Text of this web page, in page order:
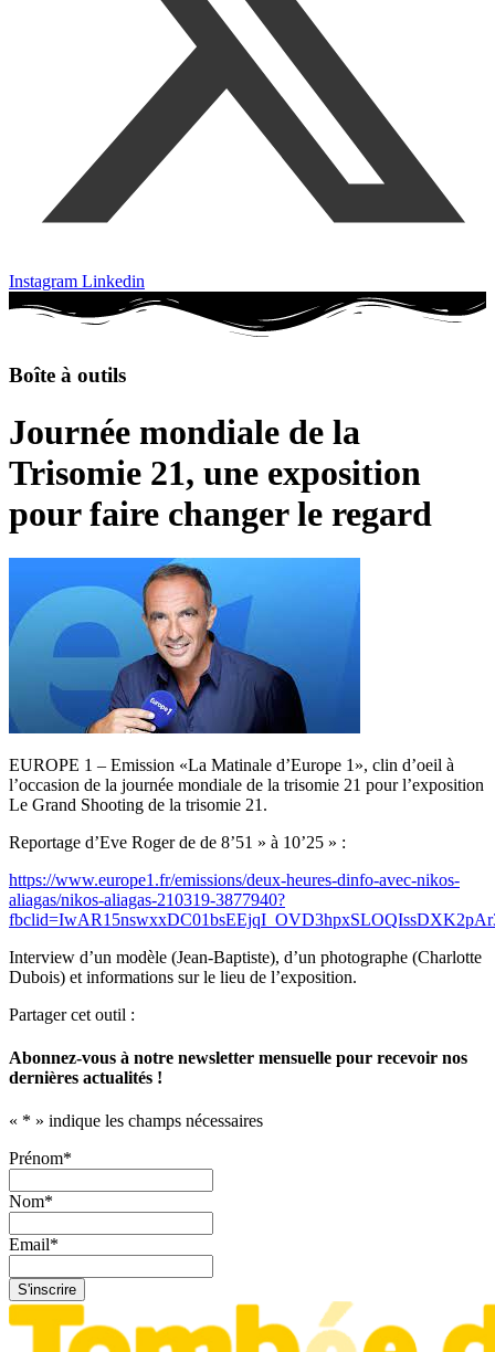
Instagram Linkedin
Boîte à outils
Journée mondiale de la
Trisomie 21, une exposition
pour faire changer le regard
EUROPE 1 – Emission «La Matinale d’Europe 1», clin d’oeil à
l’occasion de la journée mondiale de la trisomie 21 pour l’exposition
Le Grand Shooting de la trisomie 21.
Reportage d’Eve Roger de de 8’51 » à 10’25 » :
https://www.europe1.fr/emissions/deux-heures-dinfo-avec-nikos-
aliagas/nikos-aliagas-210319-3877940?
Interview d’un modèle (Jean-Baptiste), d’un photographe (Charlotte
Dubois) et informations sur le lieu de l’exposition.
Partager cet outil :
Abonnez-vous à notre newsletter mensuelle pour recevoir nos
dernières actualités !
« * » indique les champs nécessaires
Prénom*
Nom*
Email*